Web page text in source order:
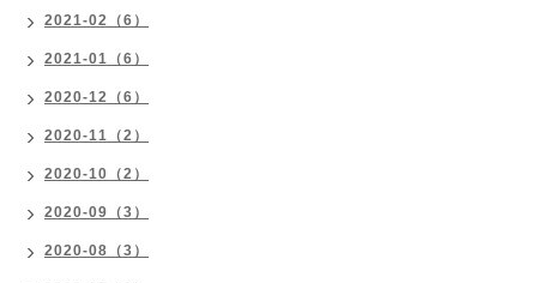
2021-02（6）
2021-01（6）
2020-12（6）
2020-11（2）
2020-10（2）
2020-09（3）
2020-08（3）